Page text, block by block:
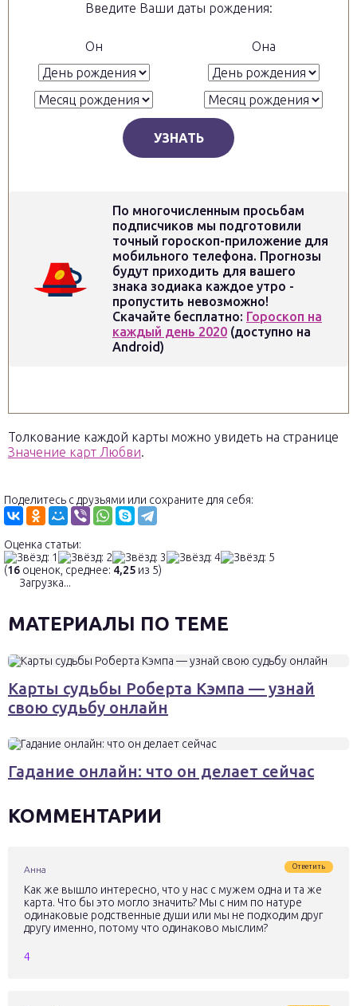
Введите Ваши даты рождения:
Он Она
УЗНАТЬ
По многочисленным просьбам
подписчиков мы подготовили
точный гороскоп-приложение для
мобильного телефона. Прогнозы
будут приходить для вашего
знака зодиака каждое утро -
пропустить невозможно!
Скачайте бесплатно: Гороскоп на
каждый день 2020 (доступно на
Android)
Толкование каждой карты можно увидеть на странице
Значение карт Любви.
Поделитесь с друзьями или сохраните для себя:
Оценка статьи:
(16 оценок, среднее: 4,25 из 5)
Загрузка...
МАТЕРИАЛЫ ПО ТЕМЕ
Карты судьбы Роберта Кэмпа — узнай
свою судьбу онлайн
Гадание онлайн: что он делает сейчас
КОММЕНТАРИИ
Анна Ответить
Как же вышло интересно, что у нас с мужем одна и та же
карта. Что бы это могло значить? Мы с ним по натуре
одинаковые родственные души или мы не подходим друг
другу именно, потому что одинаково мыслим?
4